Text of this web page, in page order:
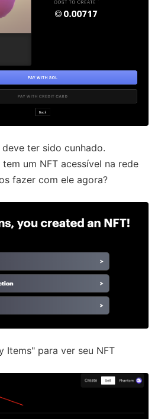
deve ter sido cunhado.
um NFT acessível na rede
fazer com ele agora?
Items" para ver seu NFT